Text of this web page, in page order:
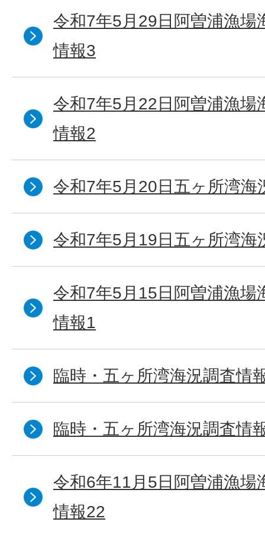
令和7年5月29日阿曽浦漁場
情報3
令和7年5月22日阿曽浦漁場
情報2
令和7年5月20日五ヶ所湾海
令和7年5月19日五ヶ所湾海
令和7年5月15日阿曽浦漁場
情報1
臨時・五ヶ所湾海況調査情
臨時・五ヶ所湾海況調査情
令和6年11月5日阿曽浦漁場
情報22